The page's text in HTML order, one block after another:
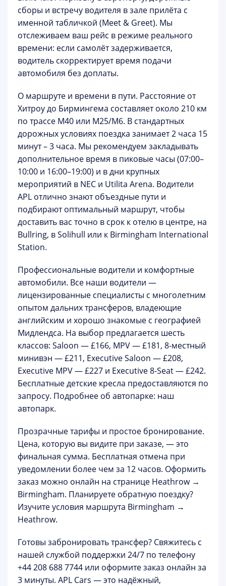
сборы и встречу водителя в зале прилёта с
именной табличкой (Meet & Greet). Мы
отслеживаем ваш рейс в режиме реального
времени: если самолёт задерживается,
водитель скорректирует время подачи
автомобиля без доплаты.
О маршруте и времени в пути. Расстояние от
Хитроу до Бирмингема составляет около 210 км
по трассе M40 или M25/M6. В стандартных
дорожных условиях поездка занимает2 часа 15
минут – 3 часа. Мы рекомендуем закладывать
дополнительное время в пиковые часы (07:00–
10:00 и 16:00–19:00) и в дни крупных
мероприятий в NEC и Utilita Arena. Водители
APL отлично знают объездные пути и
подбирают оптимальный маршрут, чтобы
доставить вас точно в срок к отелю в центре, на
Bullring, в Solihull или к Birmingham International
Station.
Профессиональные водители и комфортные
автомобили. Все наши водители —
лицензированные специалисты с многолетним
опытом дальних трансферов, владеющие
английским и хорошо знакомые с географией
Мидлендса. На выбор предлагается шесть
классов: Saloon — £166, MPV — £181, 8-местный
минивэн — £211, Executive Saloon — £208,
Executive MPV — £227 и Executive 8-Seat — £242.
Бесплатные детские кресла предоставляются по
запросу. Подробнее об автопарке: наш
автопарк.
Прозрачные тарифы и простое бронирование.
Цена, которую вы видите при заказе, — это
финальная сумма. Бесплатная отмена при
уведомлении более чем за 12 часов. Оформить
заказ можно онлайн на странице Heathrow →
Birmingham. Планируете обратную поездку?
Изучите условия маршрута Birmingham →
Heathrow.
Готовы забронировать трансфер? Свяжитесь с
нашей службой поддержки 24/7 по телефону
+44 208 688 7744 или оформите заказ онлайн за
3 минуты. APL Cars — это надёжный,